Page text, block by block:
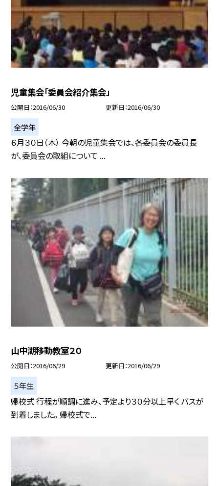
児童集会「委員会紹介集会」
公開日 2016/06/30 更新日 2016/06/30
全学年
６月３０日（木） 今朝の児童集会では、各委員会の委員長
が、委員会の取組について ...
山中湖移動教室２０
公開日 2016/06/29 更新日 2016/06/29
５年生
帰校式 行程が順調に進み、予定より３０分以上早く バスが
到着しました。 帰校式で...